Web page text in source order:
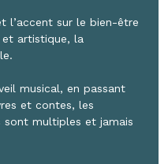
l’accent sur le bien-être
et artistique, la
musical, en passant
et contes, les
sont multiples et jamais